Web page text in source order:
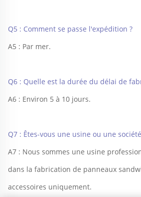
Q5 : Comment se passe l'expédition ?
A5 : Par mer.
Q6 : Quelle est la durée du délai de
A6 : Environ 5 à 10 jours.
Q7 : Êtes-vous une usine ou une
A7 : Nous sommes une usine
dans la fabrication de panneaux
accessoires uniquement.